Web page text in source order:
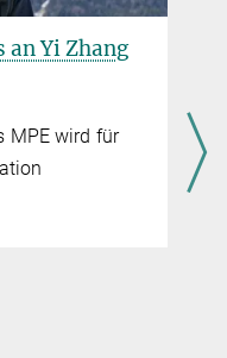
extraterrestrische Physik,
Yi Zhang
MPE wird für